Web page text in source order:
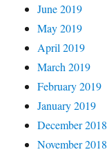
June 2019
May 2019
April 2019
March 2019
February 2019
January 2019
December 2018
November 2018